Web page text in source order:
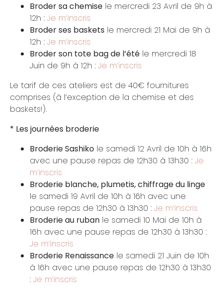
Broder sa chemise le mercredi 23 Avril de 9h à
12h : Je m’inscris
Broder ses baskets le mercredi 21 Mai de 9h à
12h : Je m’inscris
Broder son tote bag de l’été le mercredi 18
Juin de 9h à 12h : Je m’inscris
Le tarif de ces ateliers est de 40€ fournitures
comprises (à l’exception de la chemise et des
baskets!).
* Les journées broderie
Broderie Sashiko le samedi 12 Avril de 10h à 16h
avec une pause repas de 12h30 à 13h30 : Je
m’inscris
Broderie blanche, plumetis, chiffrage du linge
le samedi 19 Avril de 10h à 16h avec une
pause repas de 12h30 à 13h30 : Je m’inscris
Broderie au ruban le samedi 10 Mai de 10h à
16h avec une pause repas de 12h30 à 13h30 :
Je m’inscris
Broderie Renaissance le samedi 21 Juin de 10h
à 16h avec une pause repas de 12h30 à 13h30
: Je m’inscris